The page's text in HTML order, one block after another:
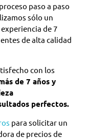
paso a paso
sólo un
de 7
de alta calidad
con los
de 7 años y
perfectos.
para solicitar un
de precios de